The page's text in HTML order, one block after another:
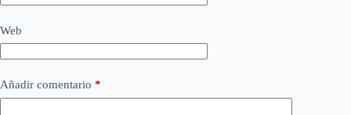
Web
Añadir comentario *